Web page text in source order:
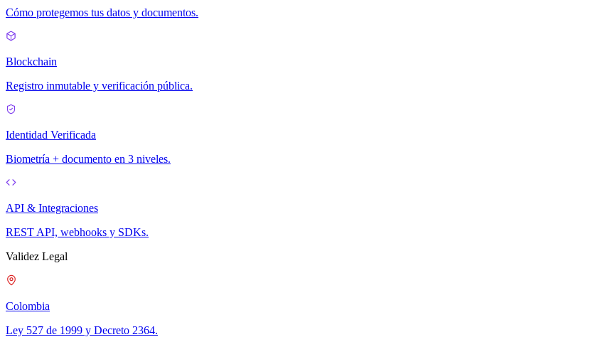
Cómo protegemos tus datos y documentos.
Blockchain
Registro inmutable y verificación pública.
Identidad Verificada
Biometría + documento en 3 niveles.
API & Integraciones
REST API, webhooks y SDKs.
Validez Legal
Colombia
Ley 527 de 1999 y Decreto 2364.